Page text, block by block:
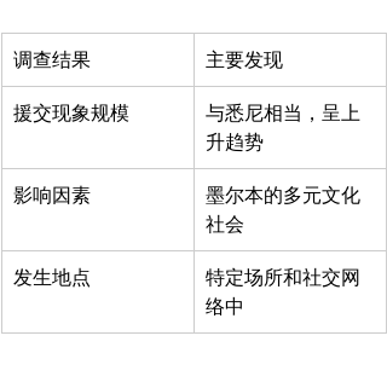
调查结果 主要发现
援交现象规模
与悉尼相当，呈上
升趋势
影响因素
墨尔本的多元文化
社会
发生地点
特定场所和社交网
络中